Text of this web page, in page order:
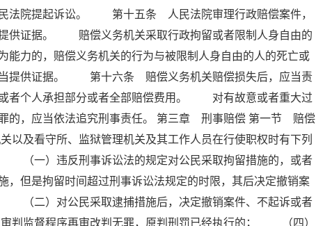
民法院提起诉讼。 第十五条 人民法院审理行政赔偿案件，
供证据。 赔偿义务机关采取行政拘留或者限制人身自由的
能力的，赔偿义务机关的行为与被限制人身自由的人的死亡或
当提供证据。 第十六条 赔偿义务机关赔偿损失后，应当责
者个人承担部分或者全部赔偿费用。 对有故意或者重大过
的，应当依法追究刑事责任。 第三章 刑事赔偿 第一节 赔偿
看守所、监狱管理机关及其工作人员在行使职权时有下列
（一）违反刑事诉讼法的规定对公民采取拘留措施的，或者
，但是拘留时间超过刑事诉讼法规定的时限，其后决定撤销案
（二）对公民采取逮捕措施后，决定撤销案件、不起诉或者
监督程序再审改判无罪，原判刑罚已经执行的； （四）